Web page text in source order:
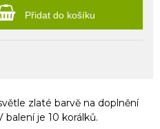
Přidat do košíku
zlaté barvě na doplnění
balení je 10 korálků.